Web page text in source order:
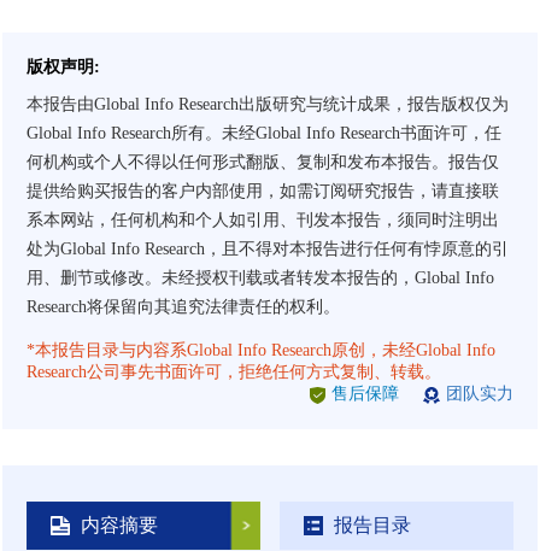
版权声明:
本报告由Global Info Research出版研究与统计成果，报告版权仅为
Global Info Research所有。未经Global Info Research书面许可，任
何机构或个人不得以任何形式翻版、复制和发布本报告。报告仅
提供给购买报告的客户内部使用，如需订阅研究报告，请直接联
系本网站，任何机构和个人如引用、刊发本报告，须同时注明出
处为Global Info Research，且不得对本报告进行任何有悖原意的引
用、删节或修改。未经授权刊载或者转发本报告的，Global Info
Research将保留向其追究法律责任的权利。
*本报告目录与内容系Global Info Research原创，未经Global Info
Research公司事先书面许可，拒绝任何方式复制、转载。
售后保障
团队实力
内容摘要 报告目录